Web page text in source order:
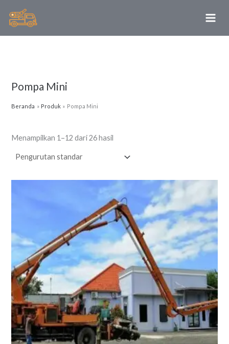
konten
Pompa Mini
Beranda Produk Pompa Mini
Menampilkan 1–12 dari 26 hasil